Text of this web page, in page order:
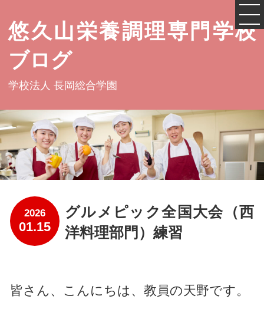
悠久山栄養調理専門学校
ブログ
学校法人 長岡総合学園
2026
01.15
グルメピック全国大会（西
洋料理部門）練習
皆さん、こんにちは、教員の天野です。